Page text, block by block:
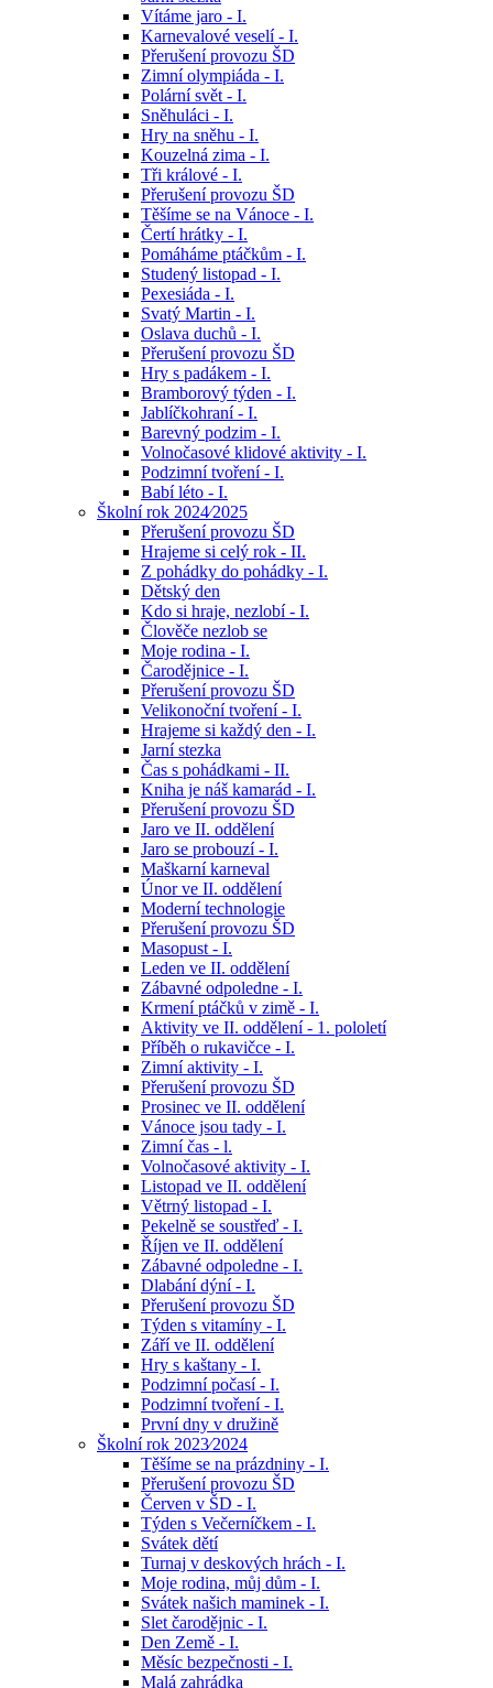
Vítáme jaro - I.
Karnevalové veselí - I.
Přerušení provozu ŠD
Zimní olympiáda - I.
Polární svět - I.
Sněhuláci - I.
Hry na sněhu - I.
Kouzelná zima - I.
Tři králové - I.
Přerušení provozu ŠD
Těšíme se na Vánoce - I.
Čertí hrátky - I.
Pomáháme ptáčkům - I.
Studený listopad - I.
Pexesiáda - I.
Svatý Martin - I.
Oslava duchů - I.
Přerušení provozu ŠD
Hry s padákem - I.
Bramborový týden - I.
Jablíčkohraní - I.
Barevný podzim - I.
Volnočasové klidové aktivity - I.
Podzimní tvoření - I.
Babí léto - I.
Školní rok 2024⁄2025
Přerušení provozu ŠD
Hrajeme si celý rok - II.
Z pohádky do pohádky - I.
Dětský den
Kdo si hraje, nezlobí - I.
Člověče nezlob se
Moje rodina - I.
Čarodějnice - I.
Přerušení provozu ŠD
Velikonoční tvoření - I.
Hrajeme si každý den - I.
Jarní stezka
Čas s pohádkami - II.
Kniha je náš kamarád - I.
Přerušení provozu ŠD
Jaro ve II. oddělení
Jaro se probouzí - I.
Maškarní karneval
Únor ve II. oddělení
Moderní technologie
Přerušení provozu ŠD
Masopust - I.
Leden ve II. oddělení
Zábavné odpoledne - I.
Krmení ptáčků v zimě - I.
Aktivity ve II. oddělení - 1. pololetí
Příběh o rukavičce - I.
Zimní aktivity - I.
Přerušení provozu ŠD
Prosinec ve II. oddělení
Vánoce jsou tady - I.
Zimní čas - l.
Volnočasové aktivity - I.
Listopad ve II. oddělení
Větrný listopad - I.
Pekelně se soustřeď - I.
Říjen ve II. oddělení
Zábavné odpoledne - I.
Dlabání dýní - I.
Přerušení provozu ŠD
Týden s vitamíny - I.
Září ve II. oddělení
Hry s kaštany - I.
Podzimní počasí - I.
Podzimní tvoření - I.
První dny v družině
Školní rok 2023⁄2024
Těšíme se na prázdniny - I.
Přerušení provozu ŠD
Červen v ŠD - I.
Týden s Večerníčkem - I.
Svátek dětí
Turnaj v deskových hrách - I.
Moje rodina, můj dům - I.
Svátek našich maminek - I.
Slet čarodějnic - I.
Den Země - I.
Měsíc bezpečnosti - I.
Malá zahrádka